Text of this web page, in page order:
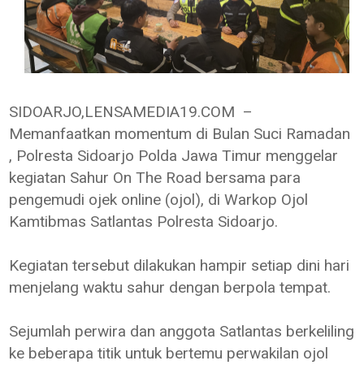
SIDOARJO,LENSAMEDIA19.COM –
Memanfaatkan momentum di Bulan Suci Ramadan
, Polresta Sidoarjo Polda Jawa Timur menggelar
kegiatan Sahur On The Road bersama para
pengemudi ojek online (ojol), di Warkop Ojol
Kamtibmas Satlantas Polresta Sidoarjo.
Kegiatan tersebut dilakukan hampir setiap dini hari
menjelang waktu sahur dengan berpola tempat.
Sejumlah perwira dan anggota Satlantas berkeliling
ke beberapa titik untuk bertemu perwakilan ojol